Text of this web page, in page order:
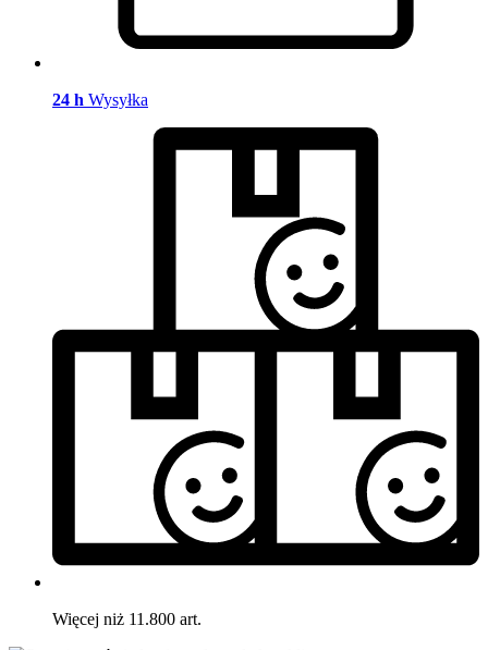
24 h Wysyłka
Więcej niż 11.800 art.